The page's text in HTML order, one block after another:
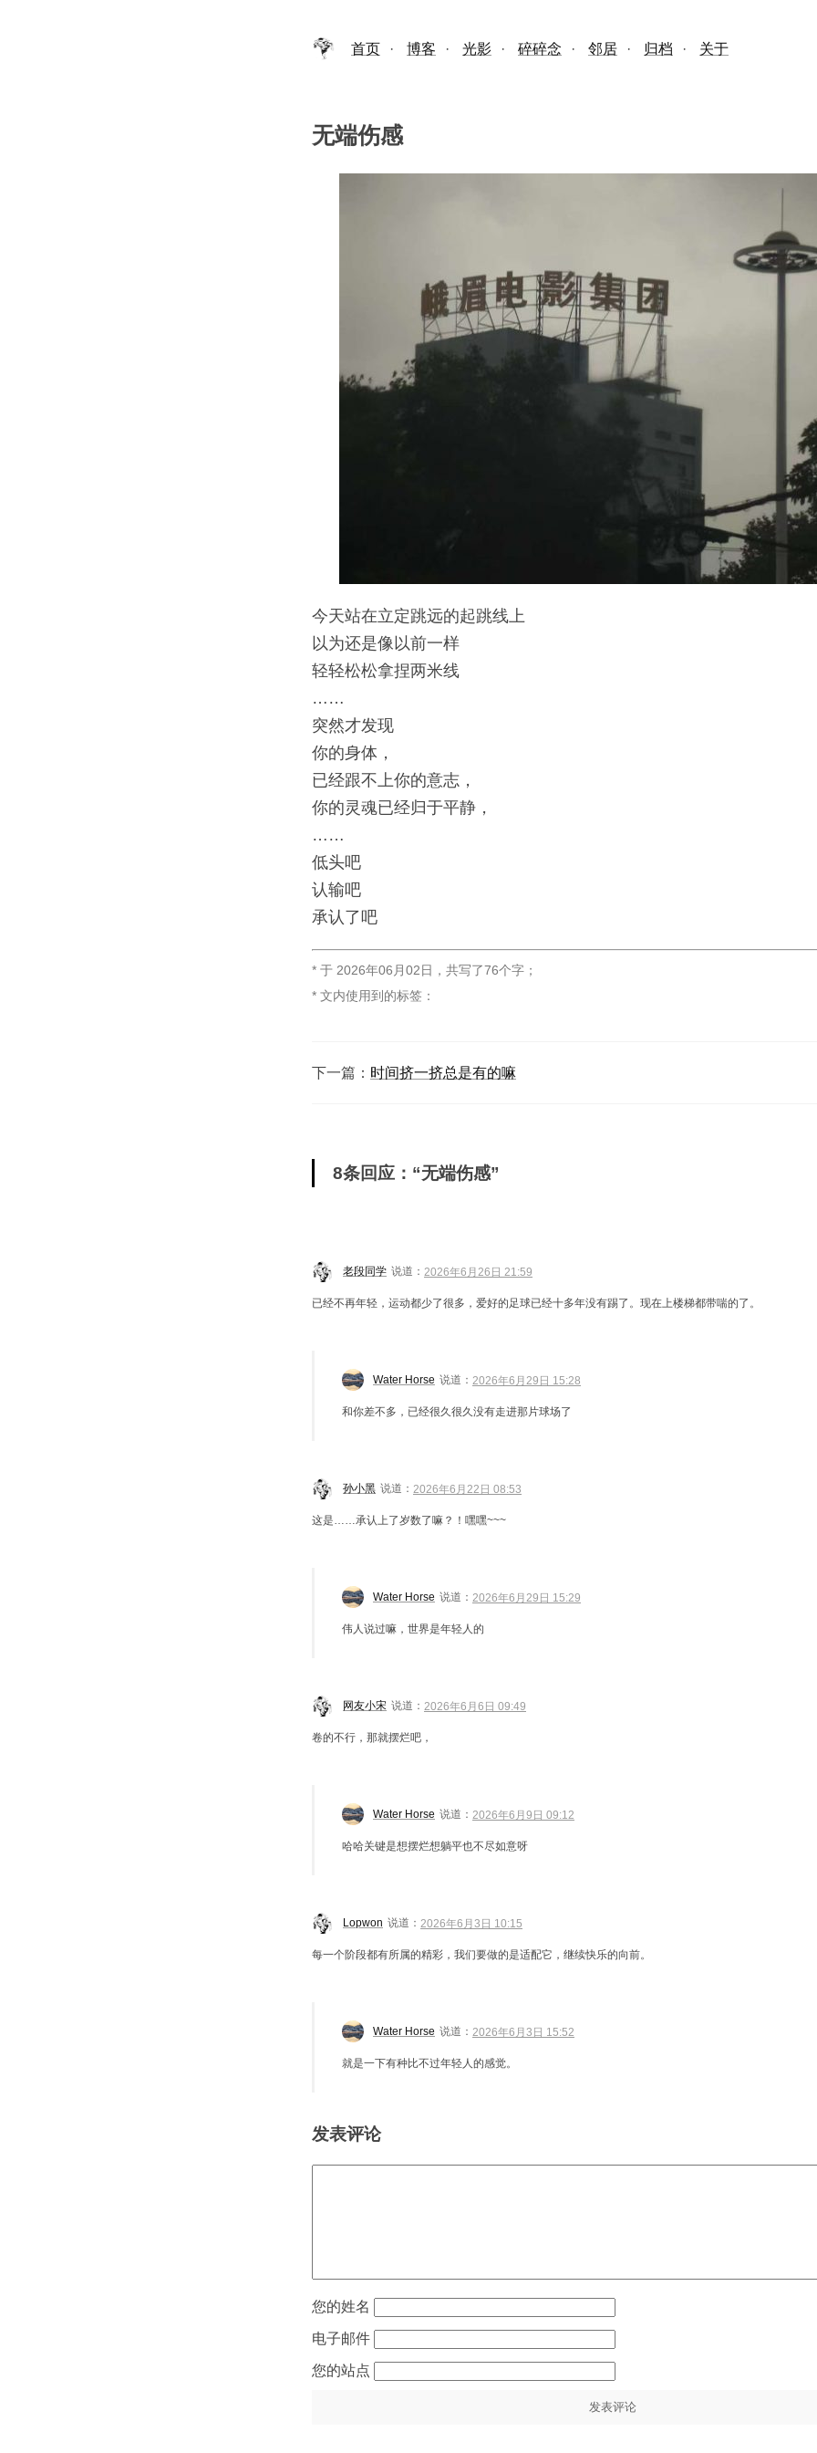
首页 · 博客 · 光影 · 碎碎念 · 邻居 · 归档 · 关于
无端伤感
今天站在立定跳远的起跳线上
以为还是像以前一样
轻轻松松拿捏两米线
……
突然才发现
你的身体，
已经跟不上你的意志，
你的灵魂已经归于平静，
……
低头吧
认输吧
承认了吧
* 于 2026年06月02日 ， 共写了76个字 ；
* 文内使用到的标签：
下一篇： 时间挤一挤总是有的嘛
8条回应：“无端伤感”
老段同学 说道： 2026年6月26日 21:59
已经不再年轻，运动都少了很多，爱好的足球已经十多年没有踢了。现在上楼梯都带喘的了。
Water Horse 说道： 2026年6月29日 15:28
和你差不多，已经很久很久没有走进那片球场了
孙小黑 说道： 2026年6月22日 08:53
这是……承认上了岁数了嘛？！嘿嘿~~~
Water Horse 说道： 2026年6月29日 15:29
伟人说过嘛，世界是年轻人的
网友小宋 说道： 2026年6月6日 09:49
卷的不行，那就摆烂吧，
Water Horse 说道： 2026年6月9日 09:12
哈哈关键是想摆烂想躺平也不尽如意呀
Lopwon 说道： 2026年6月3日 10:15
每一个阶段都有所属的精彩，我们要做的是适配它，继续快乐的向前。
Water Horse 说道： 2026年6月3日 15:52
就是一下有种比不过年轻人的感觉。
发表评论
姓名
电子邮件
站点